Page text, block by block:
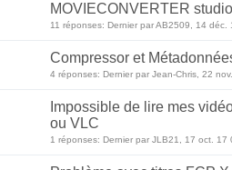
MOVIECONVERTER
11 réponses: Dernier par AB2509, 14 déc.
Compressor et
4 réponses: Dernier par Jean-Chris, 22
Impossible de lire mes
ou VLC
1 réponses: Dernier par JLB21, 17 oct. 17